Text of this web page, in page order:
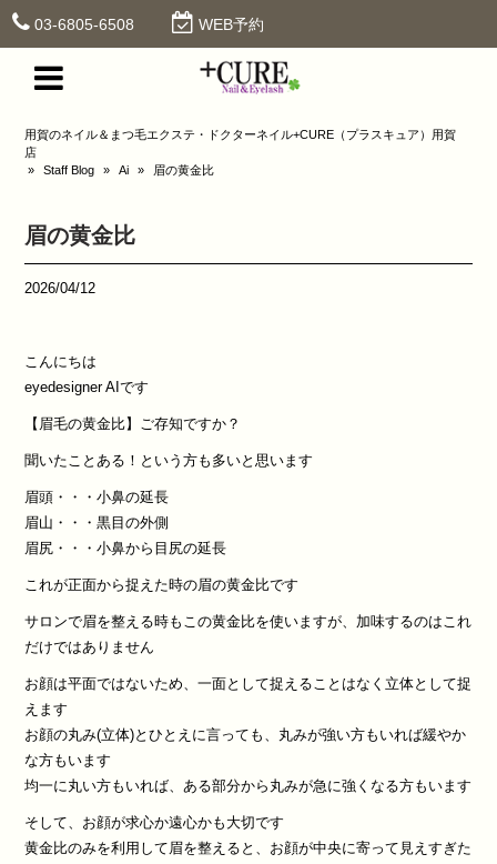
03-6805-6508 WEB予約
用賀のネイル＆まつ毛エクステ・ドクターネイル+CURE（プラスキュア）用賀
店
»
Staff Blog » Ai » 眉の黄金比
眉の黄金比
2026/04/12
こんにちは
eyedesigner AIです
【眉毛の黄金比】ご存知ですか？
聞いたことある！という方も多いと思います
眉頭・・・小鼻の延長
眉山・・・黒目の外側
眉尻・・・小鼻から目尻の延長
これが正面から捉えた時の眉の黄金比です
サロンで眉を整える時もこの黄金比を使いますが、加味するのはこれ
だけではありません
お顔は平面ではないため、一面として捉えることはなく立体として捉
えます
お顔の丸み(立体)とひとえに言っても、丸みが強い方もいれば緩やか
な方もいます
均一に丸い方もいれば、ある部分から丸みが急に強くなる方もいます
そして、お顔が求心か遠心かも大切です
黄金比のみを利用して眉を整えると、お顔が中央に寄って見えすぎた